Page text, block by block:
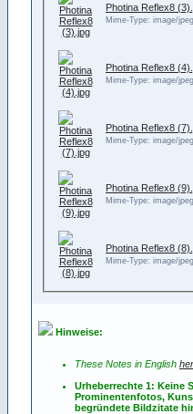
Photina
Mime-Type: image/
Photina
Mime-Type: image/
Photina
Mime-Type: image/
Photina
Mime-Type: image/
Photina
Mime-Type: image/
Hinweise:
These Notes in English
Urheberrechte 1: Keine
Prominentenfotos,
begründete Bildzitate